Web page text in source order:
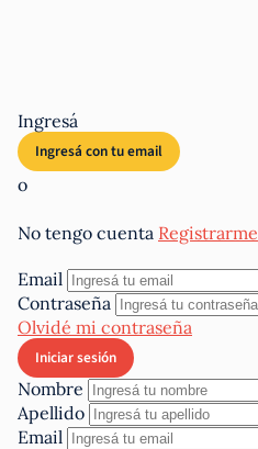
Ingresá
o
No tengo cuenta Registrarme
Email
Contraseña
Olvidé mi contraseña
Nombre
Apellido
Email